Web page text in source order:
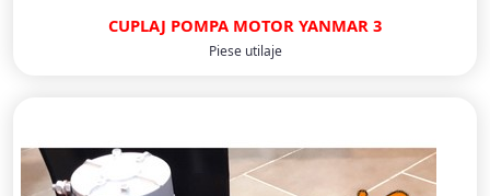
CUPLAJ POMPA MOTOR YANMAR 3
Piese utilaje